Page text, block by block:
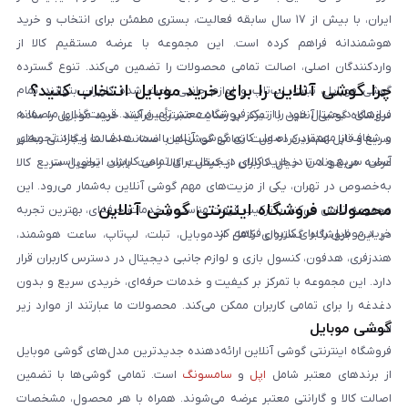
ایران، با بیش از ۱۷ سال سابقه فعالیت، بستری مطمئن برای انتخاب و خرید
هوشمندانه فراهم کرده است. این مجموعه با عرضه مستقیم کالا از
واردکنندگان اصلی، اصالت تمامی محصولات را تضمین می‌کند. تنوع گسترده
گوشی موبایل، تبلت، لپ‌تاپ و لوازم جانبی باعث شده کاربران بتوانند تمام
نیازهای دیجیتال خود را از یک فروشگاه معتبر تأمین کنند. قیمت‌گذاری منصفانه
و شفاف از مهم‌ترین اصول کاری گوشی آنلاین است. هدف ما ایجاد تجربه‌ای
آسان، سریع و امن در خرید کالای دیجیتال برای تمامی کاربران ایرانی است.
چرا گوشی آنلاین را برای خرید موبایل انتخاب کنید؟
فروشگاه گوشی آنلاین با تمرکز بر رضایت مشتری، فرآیند خرید موبایل را ساده،
سریع و قابل اعتماد کرده است. تمامی گوشی‌ها با ضمانت اصالت و گارانتی معتبر
عرضه می‌شوند تا خیال کاربران از کیفیت کالا راحت باشد. تحویل سریع کالا
به‌خصوص در تهران، یکی از مزیت‌های مهم گوشی آنلاین به‌شمار می‌رود. این
مجموعه تلاش می‌کند با ترکیب قیمت مناسب و خدمات حرفه‌ای، بهترین تجربه
خرید موبایل را برای کاربران فراهم کند.
محصولات فروشگاه اینترنتی گوشی آنلاین
در این فروشگاه گستره‌ای کامل از موبایل، تبلت، لپ‌تاپ، ساعت هوشمند،
هندزفری، هدفون، کنسول بازی و لوازم جانبی دیجیتال در دسترس کاربران قرار
دارد. این مجموعه با تمرکز بر کیفیت و خدمات حرفه‌ای، خریدی سریع و بدون
دغدغه را برای تمامی کاربران ممکن می‌کند. محصولات ما عبارتند از موارد زیر
است:
گوشی موبایل
فروشگاه اینترنتی گوشی آنلاین ارائه‌دهنده جدیدترین مدل‌های گوشی موبایل
از برندهای معتبر شامل اپل و سامسونگ است. تمامی گوشی‌ها با تضمین
اصالت کالا و گارانتی معتبر عرضه می‌شوند. همراه با هر محصول، مشخصات